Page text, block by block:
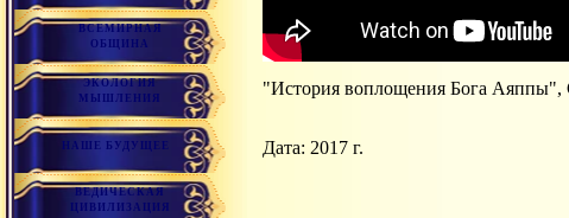
ВСЕМИРНАЯ
ОБЩИНА
ЭКОЛОГИЯ
МЫШЛЕНИЯ
НАШЕ БУДУЩЕЕ
ВЕДИЧЕСКАЯ
ЦИВИЛИЗАЦИЯ
"История воплощения Бога Аяппы",
Дата: 2017 г.